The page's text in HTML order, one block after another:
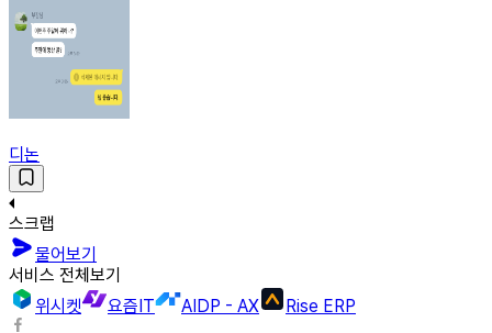
디논
스크랩
물어보기
서비스 전체보기
위시켓
요즘IT AIDP - AX Rise ERP